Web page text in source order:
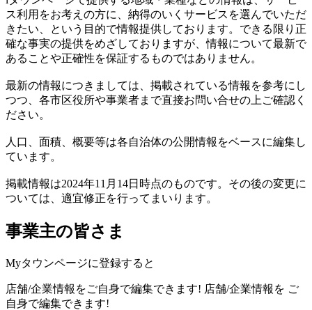
ス利用をお考えの方に、納得のいくサービスを選んでいただ
きたい、という目的で情報提供しております。できる限り正
確な事実の提供をめざしておりますが、情報について最新で
あることや正確性を保証するものではありません。
最新の情報につきましては、掲載されている情報を参考にし
つつ、各市区役所や事業者まで直接お問い合せの上ご確認く
ださい。
人口、面積、概要等は各自治体の公開情報をベースに編集し
ています。
掲載情報は2024年11月14日時点のものです。その後の変更に
ついては、適宜修正を行ってまいります。
事業主の皆さま
Myタウンページに登録すると
店舗/企業情報をご自身で編集できます! 店舗/企業情報を ご
自身で編集できます!